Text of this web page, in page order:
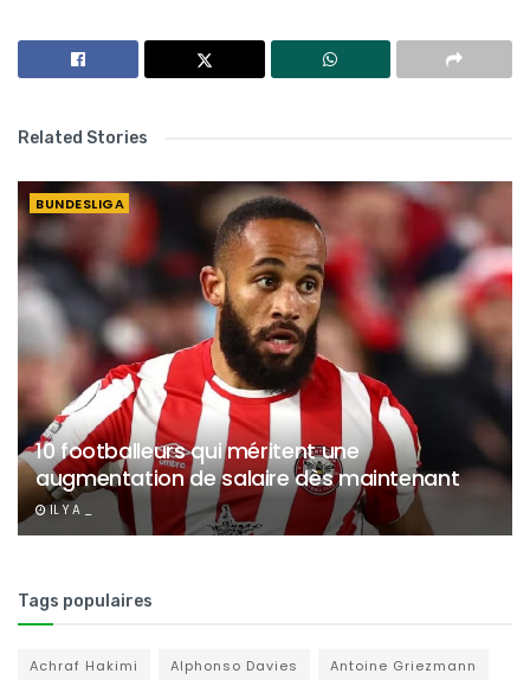
Related Stories
BUNDESLIGA
10 footballeurs qui méritent une
augmentation de salaire dès maintenant
IL Y A _
Tags populaires
Achraf Hakimi Alphonso Davies Antoine Griezmann